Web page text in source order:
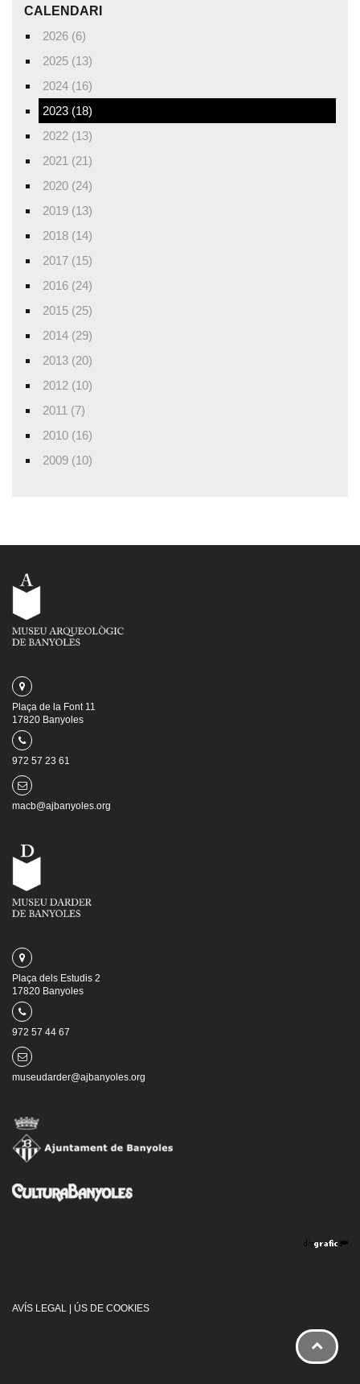
CALENDARI
2026 (6)
2025 (13)
2024 (16)
2023 (18)
2022 (13)
2021 (21)
2020 (24)
2019 (13)
2018 (14)
2017 (15)
2016 (24)
2015 (25)
2014 (29)
2013 (20)
2012 (10)
2011 (7)
2010 (16)
2009 (10)
Plaça de la Font 11
17820 Banyoles
972 57 23 61
macb@ajbanyoles.org
Plaça dels Estudis 2
17820 Banyoles
972 57 44 67
museudarder@ajbanyoles.org
AVÍS LEGAL ÚS DE COOKIES